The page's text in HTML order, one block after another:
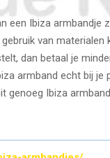
een Ibiza armbandje
van materialen
dan betaal je
armband echt bij je
genoeg Ibiza